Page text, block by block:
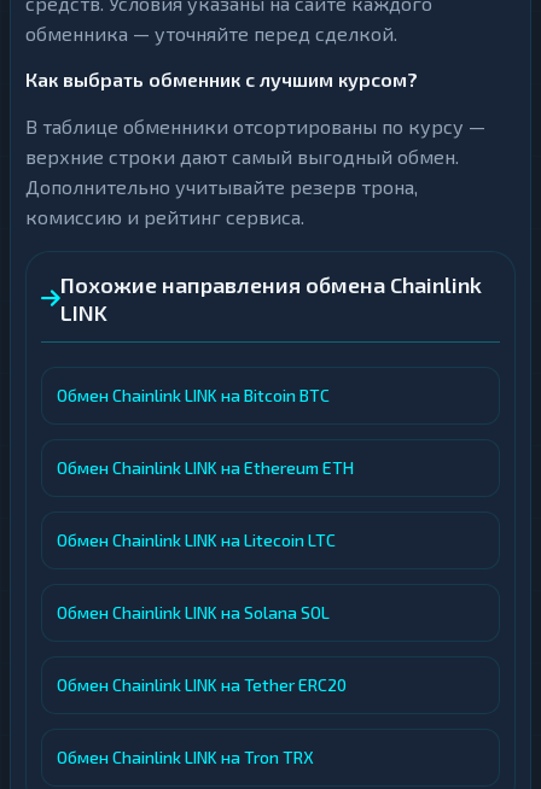
обменника — уточняйте перед сделкой.
Как выбрать обменник с лучшим курсом?
В таблице обменники отсортированы по курсу —
верхние строки дают самый выгодный обмен.
Дополнительно учитывайте резерв трона,
комиссию и рейтинг сервиса.
Похожие направления обмена Chainlink
LINK
Обмен Chainlink LINK на Bitcoin BTC
Обмен Chainlink LINK на Ethereum ETH
Обмен Chainlink LINK на Litecoin LTC
Обмен Chainlink LINK на Solana SOL
Обмен Chainlink LINK на Tether ERC20
Обмен Chainlink LINK на Tron TRX